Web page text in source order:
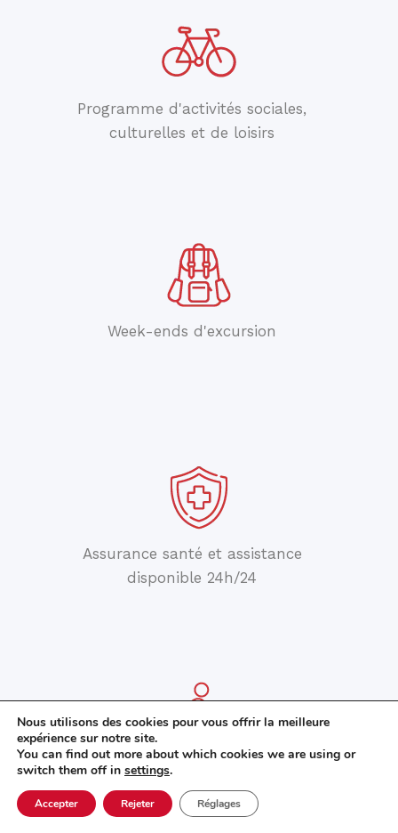
Programme d'activités sociales,
culturelles et de loisirs
Week-ends d'excursion
Assurance santé et assistance
disponible 24h/24
Une marche d'orientation dans Cadix
au début du programme
Nous utilisons des cookies pour vous offrir la meilleure
expérience sur notre site.
You can find out more about which cookies we are using or
switch them off in settings.
Accepter Rejeter Réglages